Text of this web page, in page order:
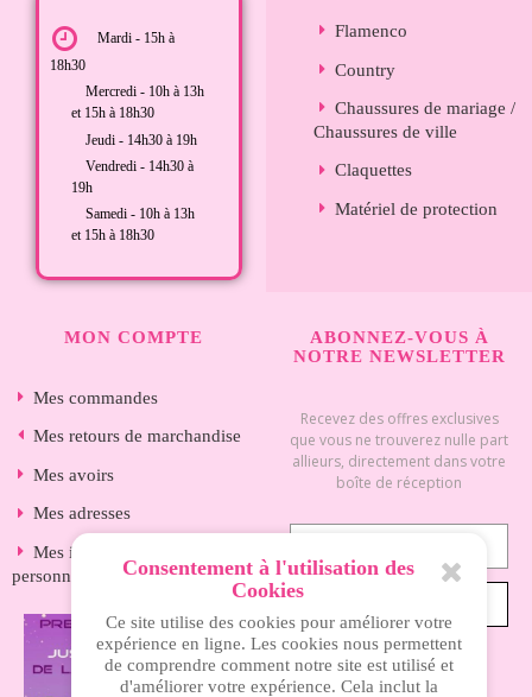
Mardi - 15h à
18h30
Mercredi - 10h à 13h
et 15h à 18h30
Jeudi - 14h30 à 19h
Vendredi - 14h30 à
19h
Samedi - 10h à 13h
et 15h à 18h30
Flamenco
Country
Chaussures de mariage /
Chaussures de ville
Claquettes
Matériel de protection
MON COMPTE
Mes commandes
Mes retours de marchandise
Mes avoirs
Mes adresses
Mes informations
personnelles
ABONNEZ-VOUS À
NOTRE NEWSLETTER
Recevez des offres exclusives
que vous ne trouverez nulle part
allieurs, directement dans votre
boîte de réception
Consentement à l'utilisation des
Cookies
Ce site utilise des cookies pour améliorer votre
expérience en ligne. Les cookies nous permettent
de comprendre comment notre site est utilisé et
d'améliorer votre expérience. Cela inclut la